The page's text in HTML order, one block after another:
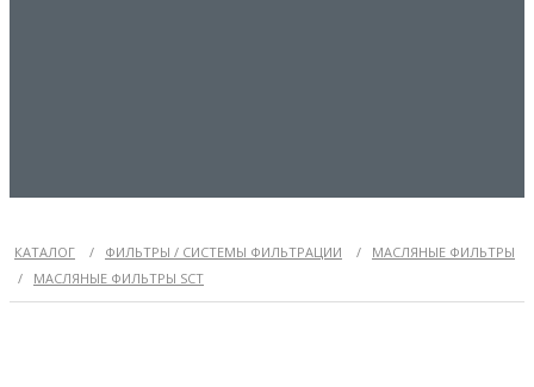
КАТАЛОГ / ФИЛЬТРЫ / СИСТЕМЫ ФИЛЬТРАЦИИ / МАСЛЯНЫЕ ФИЛЬТРЫ
/ МАСЛЯНЫЕ ФИЛЬТРЫ SCT